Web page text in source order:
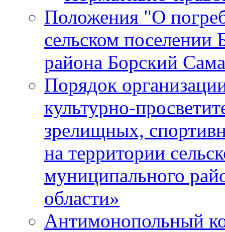
Положения "О
сельском поселении
района Борский
Порядок
культурно-
зрелищных,
на территории
муниципального
области»
Антимонопольный